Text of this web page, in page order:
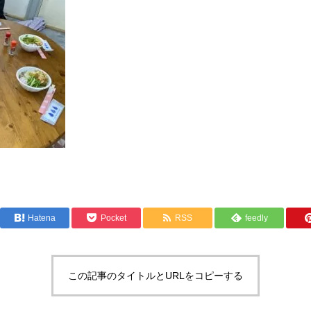
Hatena Pocket RSS feedly
この記事のタイトルとURLをコピーする